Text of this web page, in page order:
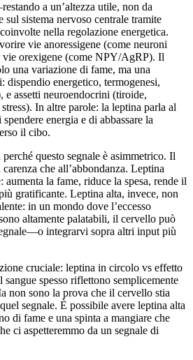
a un’altezza utile, non da
sistema nervoso centrale tramite
nella regolazione energetica.
vie anoressigene (come neuroni
orexigene (come NPY/AgRP). Il
una variazione di fame, ma una
dispendio energetico, termogenesi,
e assetti neuroendocrini (tiroide,
In altre parole: la leptina parla al
energia e di abbassare la
il cibo.
questo segnale è asimmetrico. Il
che all’abbondanza. Leptina
aumenta la fame, riduce la spesa, rende il
gratificante. Leptina alta, invece, non
in un mondo dove l’eccesso
altamente palatabili, il cervello può
integrarvi sopra altri input più
cruciale: leptina in circolo vs effetto
spesso riflettono semplicemente
non sono la prova che il cervello stia
segnale. È possibile avere leptina alta
di fame e una spinta a mangiare che
ci aspetteremmo da un segnale di